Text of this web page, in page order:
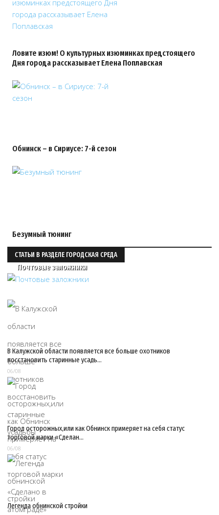
Ловите изюм! О культурных изюминках предстоящего
Дня города рассказывает Елена Поплавская
Обнинск – в Сириусе: 7-й сезон
Безумный тюнинг
СТАТЬИ В РАЗДЕЛЕ ГОРОДСКАЯ СРЕДА
Почтовые заложники
В Калужской области появляется все больше охотников
восстановить старинные усадь…
06/08
Город осторожных,или как Обнинск примеряет на себя статус
торговой марки «Сделан…
06/08
Легенда обнинской стройки